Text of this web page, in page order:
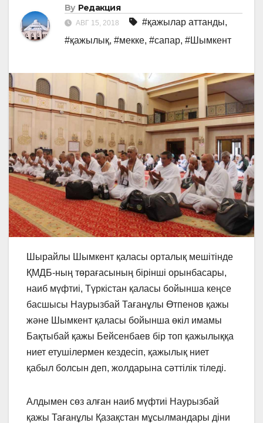
By Редакция
АВГ 15, 2018 #қажылар аттанды,
#қажылық, #мекке, #сапар, #Шымкент
Шырайлы Шымкент қаласы орталық мешітінде
ҚМДБ-ның төрағасының бірінші орынбасары,
наиб мүфтиі, Түркістан қаласы бойынша кеңсе
басшысы Наурызбай Тағанұлы Өтпенов қажы
және Шымкент қаласы бойынша өкіл имамы
Бақтыбай қажы Бейсенбаев бір топ қажылыққа
ниет етушілермен кездесіп, қажылық ниет
қабыл болсын деп, жолдарына сәттілік тіледі.
Алдымен сөз алған наиб мүфтиі Наурызбай
қажы Тағанұлы Қазақстан мұсылмандары діни